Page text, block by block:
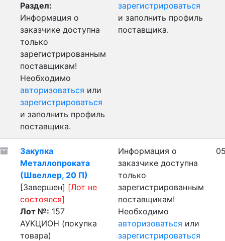
Раздел:
Информация о
заказчике доступна
только
зарегистрированным
поставщикам!
Необходимо
авторизоваться или
зарегистрироваться
и заполнить профиль
поставщика.
зарегистрироваться
и заполнить профиль
поставщика.
Закупка
Металлопроката
(Швеллер, 20 П)
[Завершен] [Лот не
состоялся]
Лот №: 157
АУКЦИОН (покупка
товара)
Информация о
заказчике доступна
только
зарегистрированным
поставщикам!
Необходимо
авторизоваться или
зарегистрироваться